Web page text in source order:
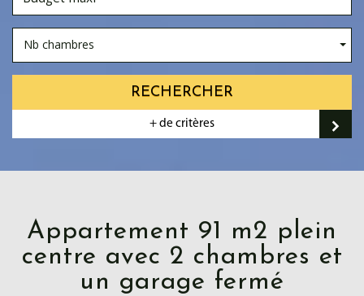
Nb chambres
RECHERCHER
+ de critères
Appartement 91 m2 plein
centre avec 2 chambres et
un garage fermé